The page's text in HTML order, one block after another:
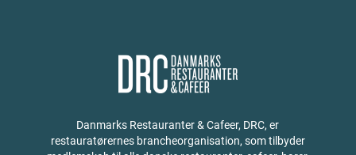
Danmarks Restauranter & Cafeer, DRC, er
restauratørernes brancheorganisation, som tilbyder